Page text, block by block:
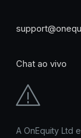
Chat ao vivo
A OnEquity Ltd